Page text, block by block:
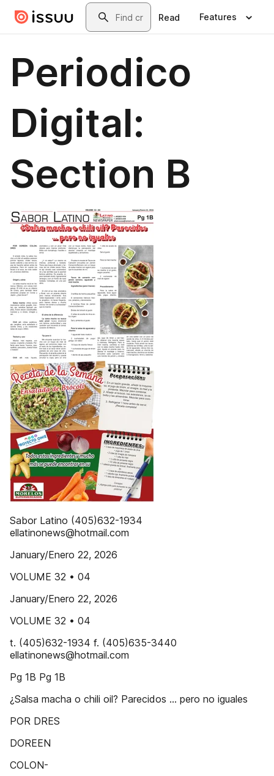
Skip to main contentSearch
Read Features
Periodico
Digital:
Section B
Sabor Latino (405)632-1934
ellatinonews@hotmail.com
January/Enero 22, 2026
VOLUME 32 • 04
January/Enero 22, 2026
VOLUME 32 • 04
t. (405)632-1934 f. (405)635-3440
ellatinonews@hotmail.com
Pg 1B Pg 1B
¿Salsa macha o chili oil? Parecidos ... pero no iguales
POR DRES
DOREEN
COLON-